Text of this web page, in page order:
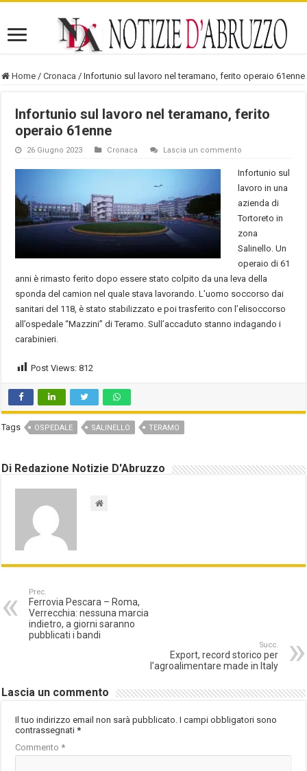
Home / Cronaca / Infortunio sul lavoro nel teramano, ferito operaio 61enne
Infortunio sul lavoro nel teramano, ferito
operaio 61enne
26 Giugno 2023 Cronaca Lascia un commento
Infortunio sul
lavoro in una
azienda di
Tortoreto in
zona
Salinello. Un
operaio di 61
anni è rimasto ferito dopo essere stato colpito da una leva della
sponda del camion nel quale stava lavorando. L’uomo soccorso dai
sanitari del 118, è stato stabilizzato e poi trasferito con l’elisoccorso
all’ospedale “Mazzini” di Teramo. Sull’accaduto stanno indagando i
carabinieri.
Post Views: 812
Tags OSPEDALE SALINELLO TERAMO
Di Redazione Notizie D'Abruzzo
Prec.
Ferrovia Pescara – Roma,
Verrecchia: nessuna marcia
indietro, a giorni saranno
pubblicati i bandi
Succ.
Export, record storico per
l’agroalimentare made in Italy
Lascia un commento
Il tuo indirizzo email non sarà pubblicato. I campi obbligatori sono
contrassegnati*
Commento*